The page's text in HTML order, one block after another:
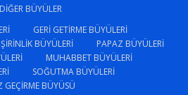
DIĞER BÜYÜLER
GERI GETIRME BÜYÜLERI
ŞIRINLIK BÜYÜLERI
PAPAZ BÜYÜLERI
MUHABBET BÜYÜLERI
SOĞUTMA BÜYÜLERI
GEÇIRME BÜYÜSÜ